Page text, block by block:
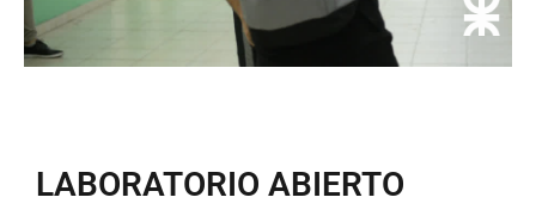
LABORATORIO ABIERTO